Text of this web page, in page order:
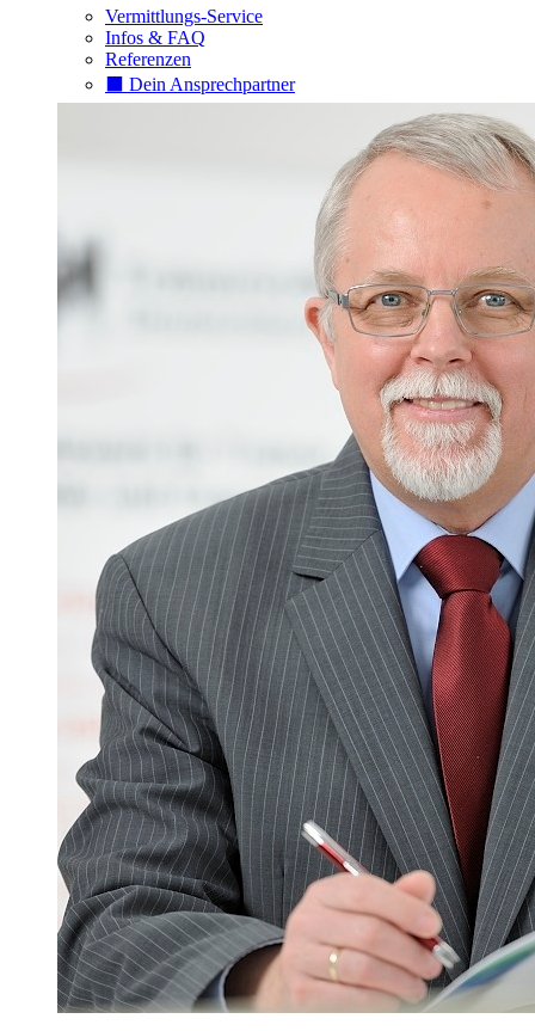
Vermittlungs-Service
Infos & FAQ
Referenzen
⬛️ Dein Ansprechpartner